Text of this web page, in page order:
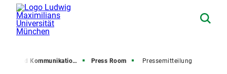
und Kommunikation (PuK) Press Room Pressemitteilung